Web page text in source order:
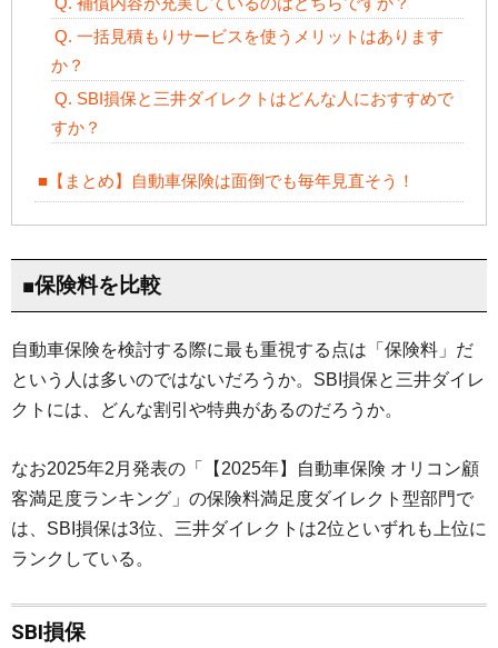
Q. 一括見積もりサービスを使うメリットはあります
か？
Q. SBI損保と三井ダイレクトはどんな人におすすめで
すか？
■【まとめ】自動車保険は面倒でも毎年見直そう！
■保険料を比較
自動車保険を検討する際に最も重視する点は「保険料」だ
という人は多いのではないだろうか。SBI損保と三井ダイレ
クトには、どんな割引や特典があるのだろうか。
なお2025年2月発表の「【2025年】自動車保険 オリコン顧
客満足度ランキング」の保険料満足度ダイレクト型部門で
は、SBI損保は3位、三井ダイレクトは2位といずれも上位に
ランクしている。
SBI損保